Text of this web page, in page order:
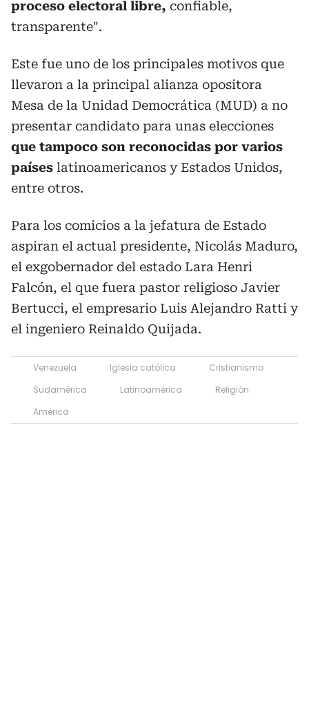
proceso electoral libre, confiable,
transparente".
Este fue uno de los principales motivos que
llevaron a la principal alianza opositora
Mesa de la Unidad Democrática (MUD) a no
presentar candidato para unas elecciones
que tampoco son reconocidas por varios
países latinoamericanos y Estados Unidos,
entre otros.
Para los comicios a la jefatura de Estado
aspiran el actual presidente, Nicolás Maduro,
el exgobernador del estado Lara Henri
Falcón, el que fuera pastor religioso Javier
Bertucci, el empresario Luis Alejandro Ratti y
el ingeniero Reinaldo Quijada.
Venezuela Iglesia católica
Cristianismo
Sudamérica
Latinoamérica
Religión
América